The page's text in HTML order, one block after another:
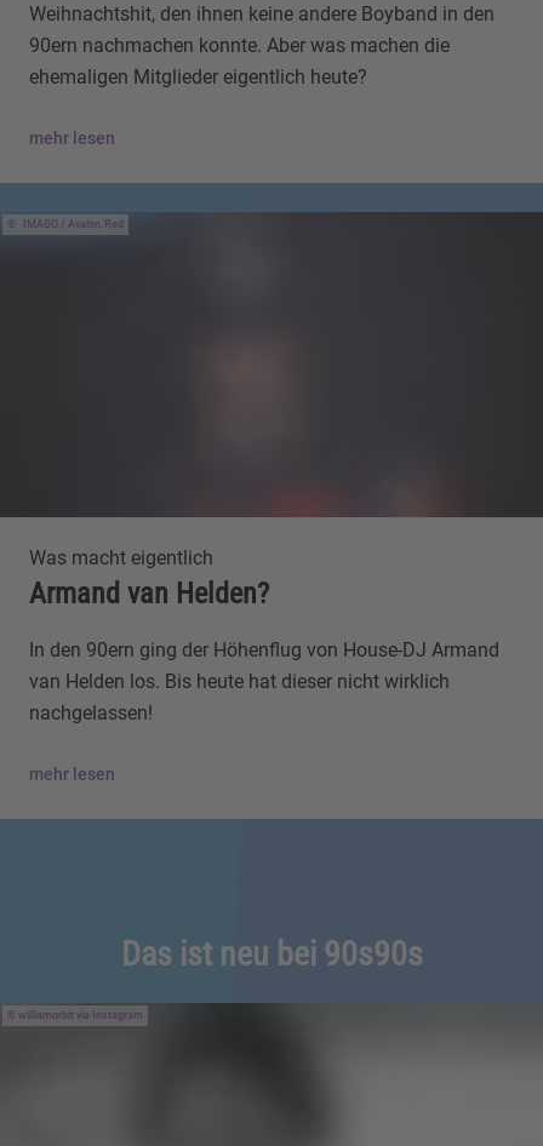
Weihnachtshit, den ihnen keine andere Boyband in den
90ern nachmachen konnte. Aber was machen die
ehemaligen Mitglieder eigentlich heute?
mehr lesen
IMAGO / Avalon.Red
Was macht eigentlich
Armand van Helden?
In den 90ern ging der Höhenflug von House-DJ Armand
van Helden los. Bis heute hat dieser nicht wirklich
nachgelassen!
mehr lesen
Das ist neu bei 90s90s
williamorbit via Instagram